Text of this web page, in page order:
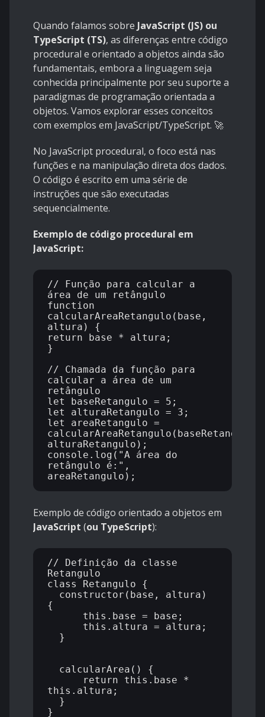
Quando falamos sobre JavaScript (JS) ou
TypeScript (TS), as diferenças entre código
procedural e orientado a objetos ainda são
fundamentais, embora a linguagem seja
conhecida principalmente por seu suporte a
paradigmas de programação orientada a
objetos. Vamos explorar esses conceitos
com exemplos em JavaScript/TypeScript. 🚀
No JavaScript procedural, o foco está nas
funções e na manipulação direta dos dados.
O código é escrito em uma série de
instruções que são executadas
sequencialmente.
Exemplo de código procedural em
JavaScript:
// Função para calcular a
área de um retângulo
function
calcularAreaRetangulo(base,
altura) {
return base * altura;
}
// Chamada da função para
calcular a área de um
retângulo
let baseRetangulo = 5;
let alturaRetangulo = 3;
let areaRetangulo =
calcularAreaRetangulo(baseRetangulo,
alturaRetangulo);
console.log("A área do
retângulo é:",
Exemplo de código orientado a objetos em
JavaScript (ou TypeScript):
// Definição da classe
Retangulo
class Retangulo {
constructor(base, altura)
{
this.base = base;
this.altura = altura;
}
calcularArea() {
return this.base *
this.altura;
}
}